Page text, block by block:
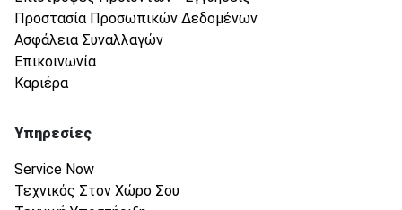
Προστασία Προσωπικών Δεδομένων
Ασφάλεια Συναλλαγών
Επικοινωνία
Καριέρα
Υπηρεσίες
Service Now
Τεχνικός Στον Χώρο Σου